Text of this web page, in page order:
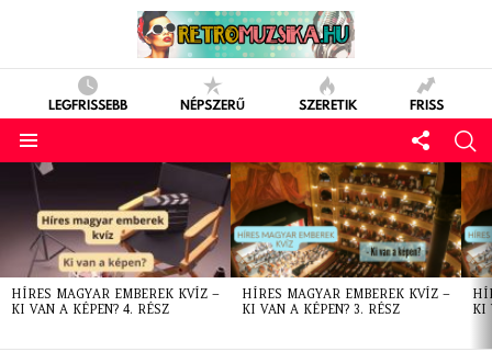
LEGFRISSEBB NÉPSZERŰ SZERETIK FRISS
LATEST
STORIES
HÍRES MAGYAR EMBEREK KVÍZ –
KI VAN A KÉPEN? 4. RÉSZ
HÍRES MAGYAR EMBEREK KVÍZ –
KI VAN A KÉPEN? 3. RÉSZ
KI